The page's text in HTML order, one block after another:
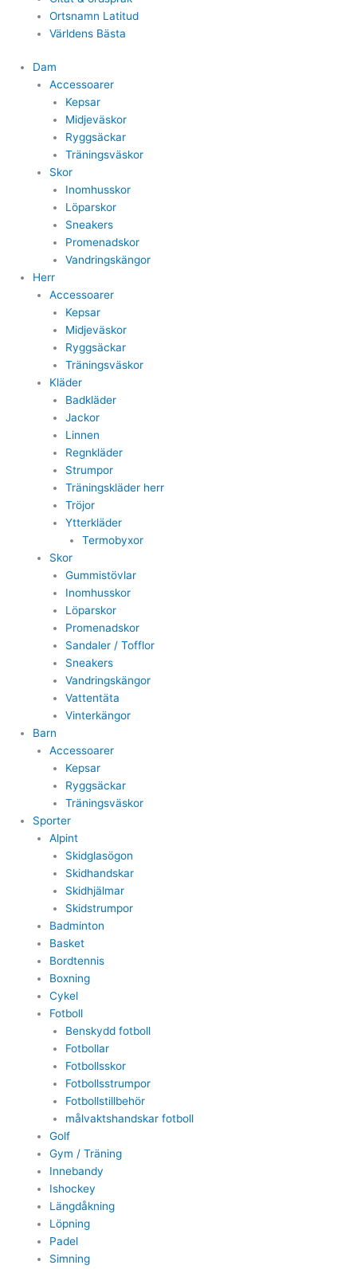
Ortsnamn Latitud
Världens Bästa
Dam
Accessoarer
Kepsar
Midjeväskor
Ryggsäckar
Träningsväskor
Skor
Inomhusskor
Löparskor
Sneakers
Promenadskor
Vandringskängor
Herr
Accessoarer
Kepsar
Midjeväskor
Ryggsäckar
Träningsväskor
Kläder
Badkläder
Jackor
Linnen
Regnkläder
Strumpor
Träningskläder herr
Tröjor
Ytterkläder
Termobyxor
Skor
Gummistövlar
Inomhusskor
Löparskor
Promenadskor
Sandaler / Tofflor
Sneakers
Vandringskängor
Vattentäta
Vinterkängor
Barn
Accessoarer
Kepsar
Ryggsäckar
Träningsväskor
Sporter
Alpint
Skidglasögon
Skidhandskar
Skidhjälmar
Skidstrumpor
Badminton
Basket
Bordtennis
Boxning
Cykel
Fotboll
Benskydd fotboll
Fotbollar
Fotbollsskor
Fotbollsstrumpor
Fotbollstillbehör
målvaktshandskar fotboll
Golf
Gym / Träning
Innebandy
Ishockey
Längdåkning
Löpning
Padel
Simning